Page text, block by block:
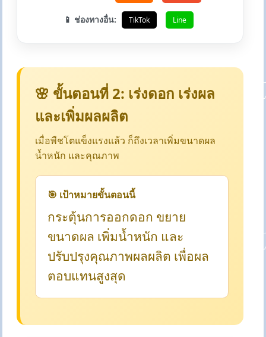
📱 ช่องทางอื่น: TikTok Line
🌸 ขั้นตอนที่ 2: เร่งดอก เร่งผล
และเพิ่มผลผลิต
เมื่อพืชโตแข็งแรงแล้ว ก็ถึงเวลาเพิ่มขนาดผล
น้ำหนัก และคุณภาพ
🎯 เป้าหมายขั้นตอนนี้
กระตุ้นการออกดอก ขยาย
ขนาดผล เพิ่มน้ำหนัก และ
ปรับปรุงคุณภาพผลผลิต เพื่อผล
ตอบแทนสูงสุด